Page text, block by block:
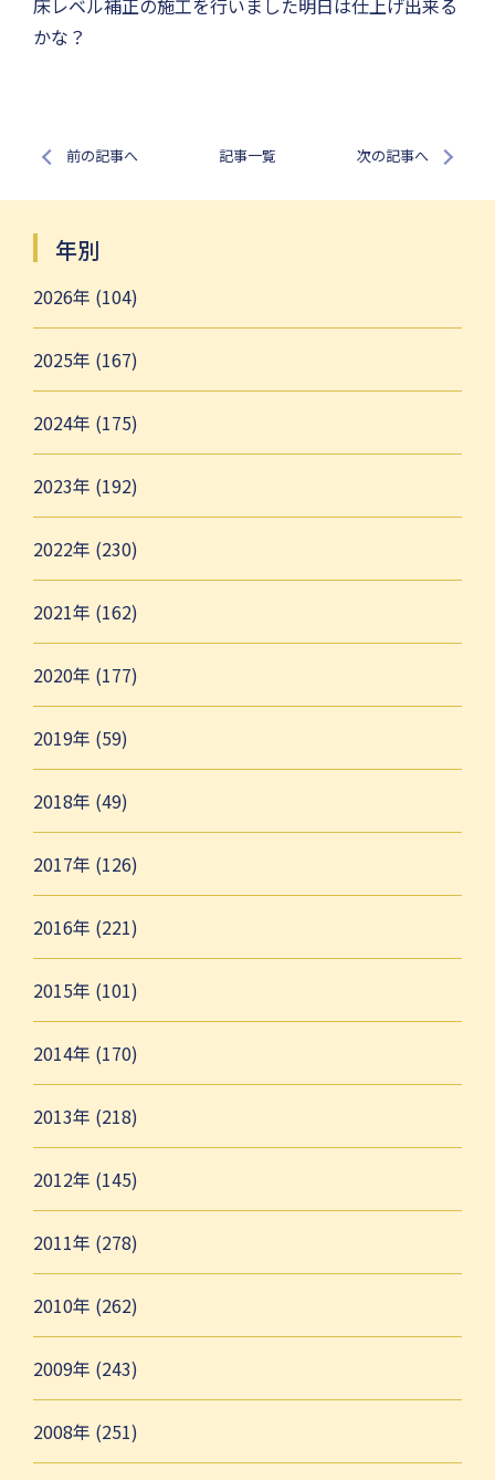
床レベル補正の施工を行いました明日は仕上げ出来る
かな？
前の記事へ 記事一覧 次の記事へ
年別
2026年 (104)
2025年 (167)
2024年 (175)
2023年 (192)
2022年 (230)
2021年 (162)
2020年 (177)
2019年 (59)
2018年 (49)
2017年 (126)
2016年 (221)
2015年 (101)
2014年 (170)
2013年 (218)
2012年 (145)
2011年 (278)
2010年 (262)
2009年 (243)
2008年 (251)